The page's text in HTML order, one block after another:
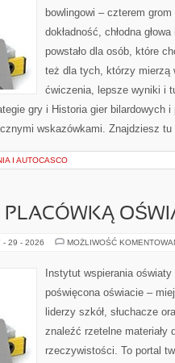
bowlingowi – czterem
dokładność, chłodna
powstało dla osób, które
też dla tych, którzy mierzą
ćwiczenia, lepsze wyniki i
gry i Historia gier bilardowych
wskazówkami. Znajdziesz
I AUTOCASCO
- 29 - 2026 MOŻLIWOŚĆ
Instytut wspierania
poświęcona oświacie –
liderzy szkół, słuchacze
znaleźć rzetelne materiały
rzeczywistości. To portal